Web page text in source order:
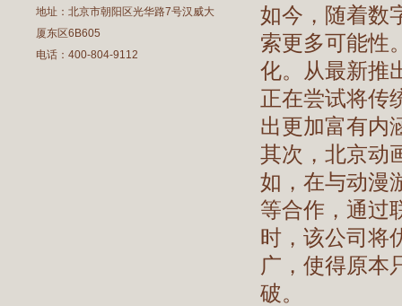
地址：北京市朝阳区光华路7号汉威大
厦东区6B605
电话：400-804-9112
如今，随着数
索更多可能性
化。从最新推
正在尝试将传
出更加富有内
其次，北京动
如，在与动漫
等合作，通过
时，该公司将
广，使得原本
破。